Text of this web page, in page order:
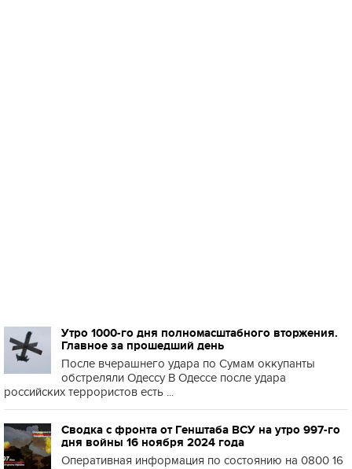
Утро 1000-го дня полномасштабного вторжения.
Главное за прошедший день
После вчерашнего удара по Сумам оккупанты
обстреляли Одессу В Одессе после удара
российских террористов есть ...
Сводка с фронта от Генштаба ВСУ на утро 997-го
дня войны 16 ноября 2024 года
Оперативная информация по состоянию на 0800 16